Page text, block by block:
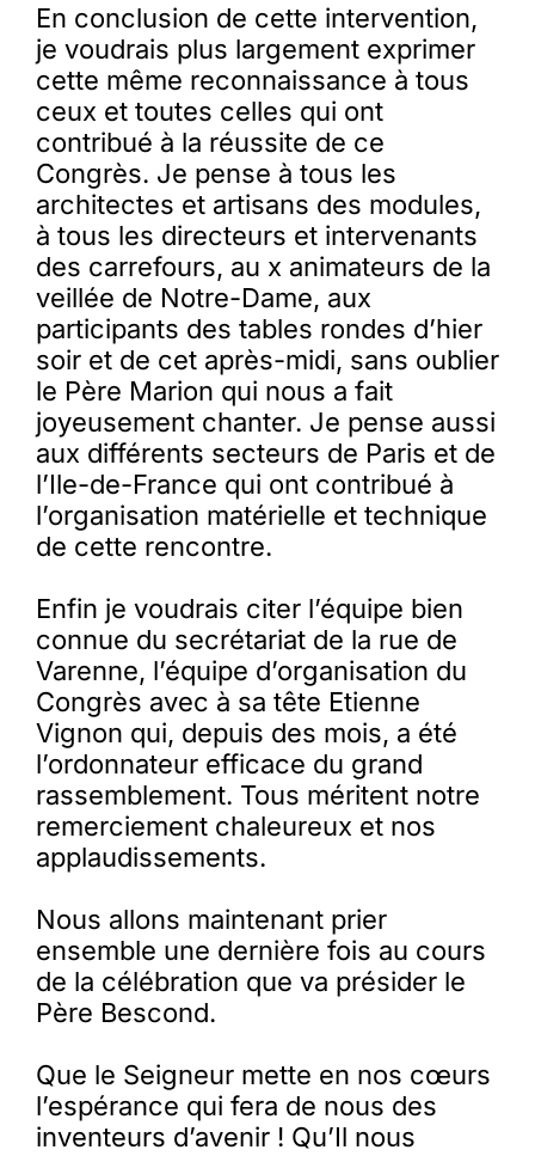
En conclusion de cette intervention,
je voudrais plus largement exprimer
cette même reconnaissance à tous
ceux et toutes celles qui ont
contribué à la réussite de ce
Congrès. Je pense à tous les
architectes et artisans des modules,
à tous les directeurs et intervenants
des carrefours, au x animateurs de la
veillée de Notre-Dame, aux
participants des tables rondes d’hier
soir et de cet après-midi, sans oublier
le Père Marion qui nous a fait
joyeusement chanter. Je pense aussi
aux différents secteurs de Paris et de
l’Ile-de-France qui ont contribué à
l’organisation matérielle et technique
de cette rencontre.
Enfin je voudrais citer l’équipe bien
connue du secrétariat de la rue de
Varenne, l’équipe d’organisation du
Congrès avec à sa tête Etienne
Vignon qui, depuis des mois, a été
l’ordonnateur efficace du grand
rassemblement. Tous méritent notre
remerciement chaleureux et nos
applaudissements.
Nous allons maintenant prier
ensemble une dernière fois au cours
de la célébration que va présider le
Père Bescond.
Que le Seigneur mette en nos cœurs
l’espérance qui fera de nous des
inventeurs d’avenir ! Qu’Il nous